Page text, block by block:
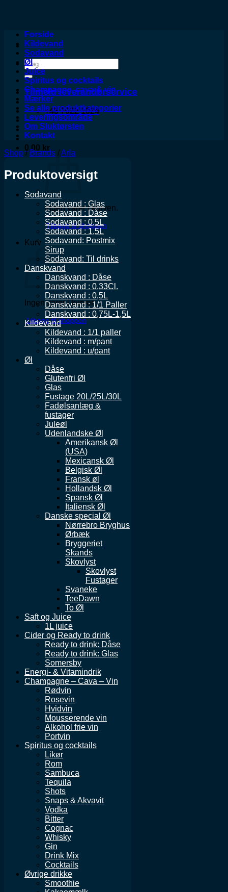
Søg
efter:
Tilmeld leverandørservice
+45 7022 1024
0,00 kr.
Ingen varer i kurven.
Tilbage til shoppen
Kurv
Ingen varer i kurven.
Tilbage til shoppen
Forside
Kildevand
Sodavand
Øl
Juice
Spiritus og cocktails
Champagne, cava & vin
Mærker
Se alle produktkategorier
Leveringsområde
Om Sluktørsten
Kontakt
Shop / Brands /Arla
Produktoversigt
Sodavand
Sodavand : Glas
Sodavand : Dåse
Sodavand : 0,5L
Sodavand : 1,5L
Sodavand: Postmix
Sirup
Sodavand: Til drinks
Danskvand
Danskvand : Dåse
Danskvand : 0,33Cl.
Danskvand : 0,5L
Danskvand : 1/1 Paller
Danskvand : 0,75L-1,5L
Kildevand
Kildevand : 1/1 paller
Kildevand : m/pant
Kildevand : u/pant
Øl
Dåse
Glutenfri Øl
Glas
Fustage 20L/25L/30L
Fadølsanlæg &
fustager
Juleøl
Udenlandske Øl
Amerikansk Øl
(USA)
Mexicansk Øl
Belgisk Øl
Fransk øl
Hollandsk Øl
Spansk Øl
Italiensk Øl
Danske special Øl
Nørrebro Bryghus
Ørbæk
Bryggeriet
Skands
Skovlyst
Skovlyst
Fustager
Svaneke
TeeDawn
To Øl
Saft og Juice
1L juice
Cider og Ready to drink
Ready to drink: Dåse
Ready to drink: Glas
Somersby
Energi- & Vitamindrik
Champagne – Cava – Vin
Rødvin
Rosevin
Hvidvin
Mousserende vin
Alkohol frie vin
Portvin
Spiritus og cocktails
Likør
Rom
Sambuca
Tequila
Shots
Snaps & Akvavit
Vodka
Bitter
Cognac
Whisky
Gin
Drink Mix
Cocktails
Øvrige drikke
Smoothie